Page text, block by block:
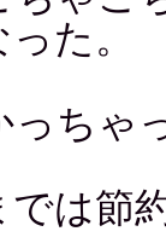
た。
っちゃ
では節